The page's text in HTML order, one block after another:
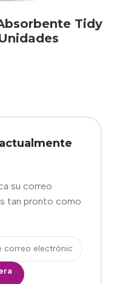
Tidy
su correo
tan pronto como